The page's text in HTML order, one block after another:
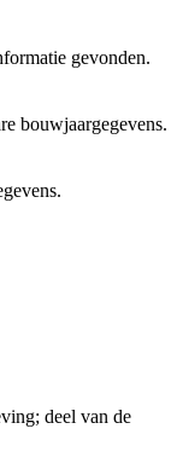
gevonden.
bouwjaargegevens.
deel van de